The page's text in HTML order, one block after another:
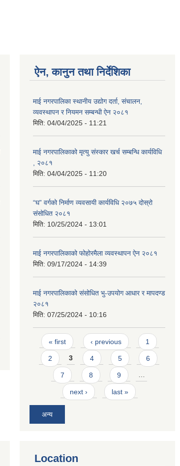
ऐन, कानुन तथा निर्देशिका
माई नगरपालिका स्थानीय उद्योग दर्ता, संचालन,
व्यवस्थापन र नियमन सम्बन्धी ऐन २०८१
मिति: 04/04/2025 - 11:21
माई नगरपालिकाको मृत्यु संस्कार खर्च सम्बन्धि कार्यविधि
, २०८१
मिति: 04/04/2025 - 11:20
“घ” वर्गको निर्माण व्यवसायी कार्यविधि २०७५ दोस्रो
संसोधित २०८१
मिति: 10/25/2024 - 13:01
माई नगरपालिकाको फोहोरमैला व्यवस्थापन ऐन २०८१
मिति: 09/17/2024 - 14:39
माई नगरपालिकाको संसोधित भु-उपयोग आधार र मापदण्ड
२०८१
मिति: 07/25/2024 - 10:16
Pages
« first ‹ previous 1
2 3 4 5 6
7 8 9 …
next › last »
अन्य
Location